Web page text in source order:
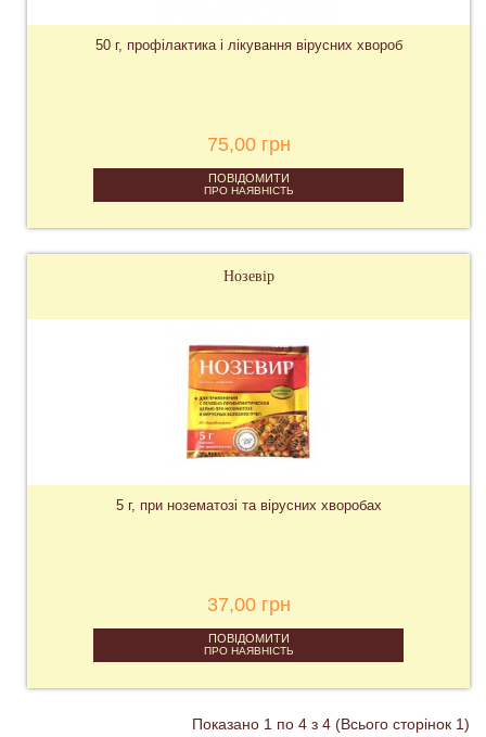
50 г, профілактика і лікування вірусних хвороб
75,00 грн
ПОВІДОМИТИ
ПРО НАЯВНІСТЬ
Нозевір
5 г, при нозематозі та вірусних хворобах
37,00 грн
ПОВІДОМИТИ
ПРО НАЯВНІСТЬ
Показано 1 по 4 з 4 (Всього сторінок 1)